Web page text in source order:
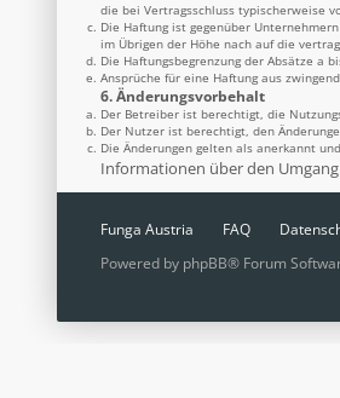
die bei Vertragsschluss typischerweise
Die Haftung ist gegenüber
im Übrigen der Höhe nach auf die
Die Haftungsbegrenzung der Absätze a
Ansprüche für eine Haftung aus
6. Änderungsvorbehalt
Der Betreiber ist berechtigt, die
Der Nutzer ist berechtigt, den
Die Änderungen gelten als anerkannt
Informationen über den
Funga Austria FAQ
Powered by phpBB® Forum